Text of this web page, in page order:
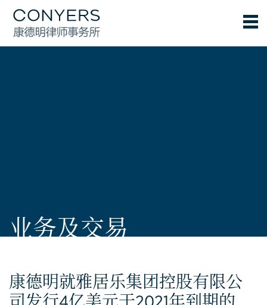
业务及交易
康德明就雅居乐集团控股有限公